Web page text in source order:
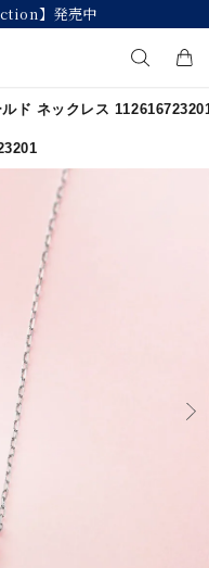
】発売中
キーワードで検索する
フト
ド ネックレス